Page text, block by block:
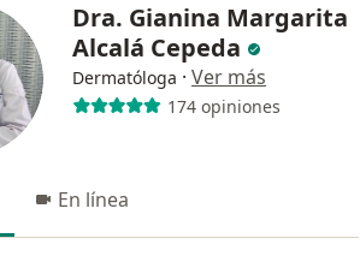
Dra. Gianina Margarita
Alcalá Cepeda
Dermatóloga · Ver más
174 opiniones
En línea